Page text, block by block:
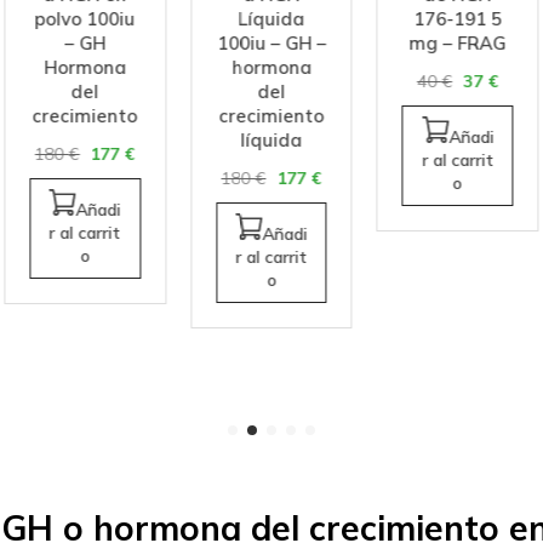
polvo 100iu
– GH
Hormona
del
crecimiento
180€ 177 €
Añadi
r al carrit
o
Líquida
100iu – GH –
hormona
del
crecimiento
líquida
180€ 177 €
Añadi
r al carrit
o
176-191 5
mg – FRAG
40€ 37 €
Añadi
r al carrit
o
o hormona del crecimiento